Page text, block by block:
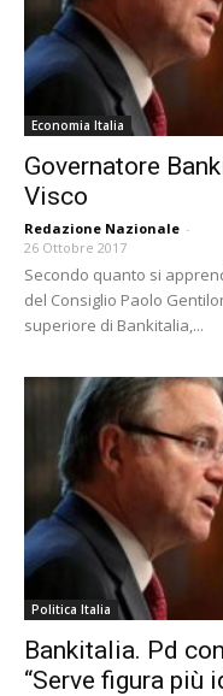
Economia Italia
Governatore
Visco
Redazione Nazionale -
26 Ottobre 2017
Secondo quanto si
del Consiglio Paolo
superiore di Bankitalia,...
Politica Italia
Bankitalia. Pd
“Serve figura più